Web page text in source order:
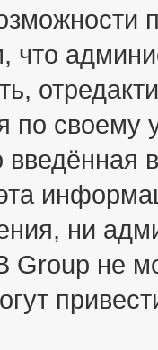
что
своему
ни
Group не